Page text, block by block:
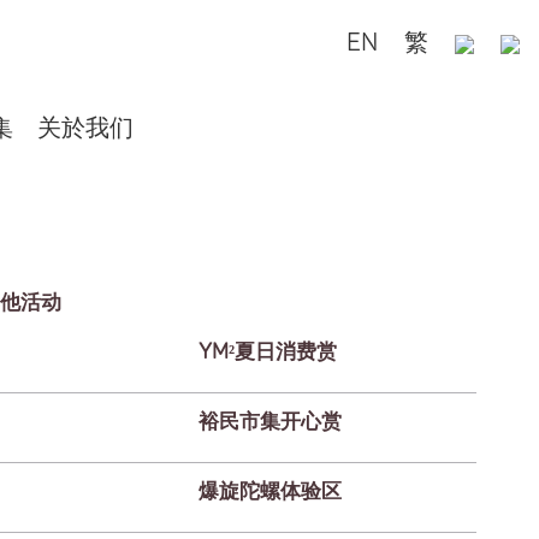
EN 繁
关於我们
活动
YM²夏日消费赏
裕民市集开心赏
爆旋陀螺体验区